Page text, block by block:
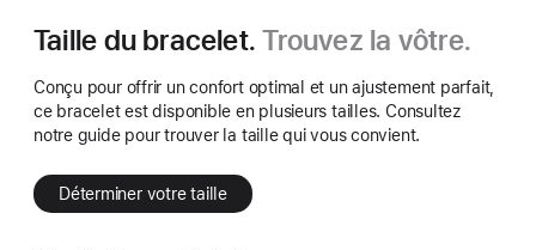
Taille du bracelet.Trouvez la vôtre.
Conçu pour offrir un confort optimal et un ajustement parfait,
ce bracelet est disponible en plusieurs tailles. Consultez
notre guide pour trouver la taille qui vous convient.
Déterminer votre taille